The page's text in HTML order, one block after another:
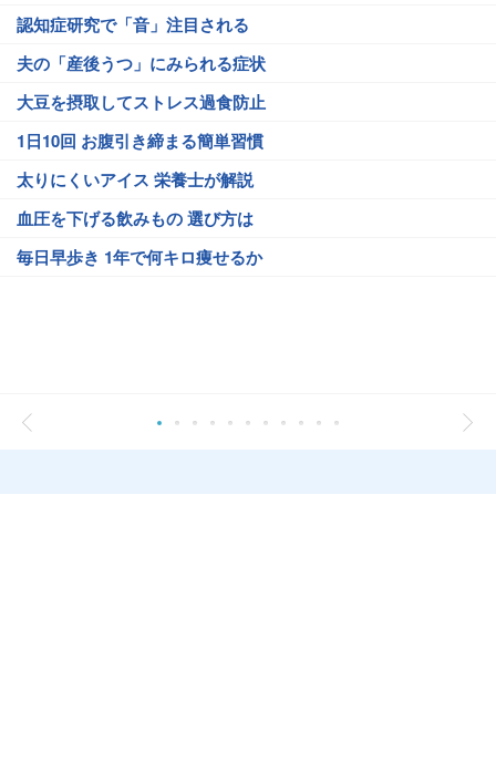
認知症研究で「音」注目される
夫の「産後うつ」にみられる症状
大豆を摂取してストレス過食防止
1日10回 お腹引き締まる簡単習慣
太りにくいアイス 栄養士が解説
血圧を下げる飲みもの 選び方は
毎日早歩き 1年で何キロ痩せるか